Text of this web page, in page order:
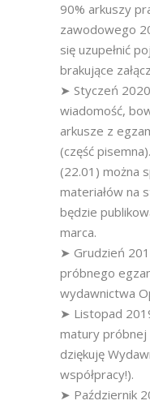
90% arkuszy
zawodowego
się uzupełnić
brakujące
➤ Styczeń
wiadomość,
arkusze z
(część
(22.01) można
materiałów na
będzie
marca.
➤ Grudzień
próbnego
wydawnictwa
➤ Listopad
matury próbnej
dziękuję
współpracy!).
➤ Październik